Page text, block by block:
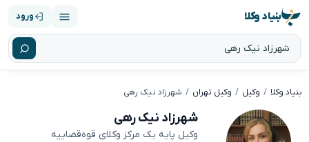
بنیاد وکلا ورود
بنیاد وکلا وکیل وکیل تهران شهرزاد نیک رهی
شهرزاد نیک رهی
وکیل پایه یک مرکز وکلای قوه‌قضاییه